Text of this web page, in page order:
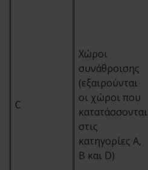
C
Χώροι
συνάθροισης
(εξαιρούνται
οι χώροι που
κατατάσσονται
στις
κατηγορίες A,
B και D)